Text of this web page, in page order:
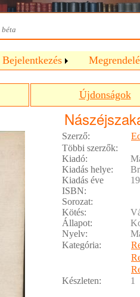
béta
Bejelentkezés
Újdonságok
Szerző:
Többi szerzők:
Kiadó:
Kiadás helye:
Kiadás éve
ISBN:
Sorozat:
Kötés:
Állapot:
Nyelv:
Kategória:
Készleten:
1